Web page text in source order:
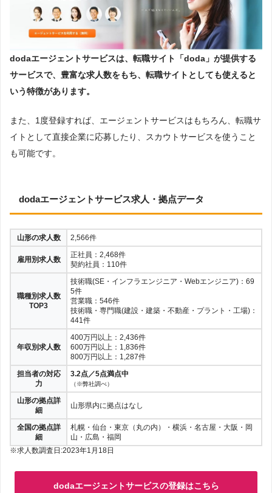
dodaエージェントサービスは、転職サイト「doda」が提供する
サービスで、 豊富な求人数をもち、転職サイトとしても使えると
いう特徴があります。
また、1度登録すれば、エージェントサービスはもちろん、転職サ
イトとして直接企業に応募したり、スカウトサービスを使うこと
も可能です。
dodaエージェントサービス求人・拠点データ
山形の求人数 2,566件
雇用別求人数
正社員：2,468件
契約社員：110件
職種別求人数
TOP3
技術職(SE・インフラエンジニア・Webエンジニア)：69
5件
営業職：546件
技術職・専門職(建設・建築・不動産・プラント・工場)：
441件
年収別求人数
400万円以上：2,436件
600万円以上：1,836件
800万円以上：1,287件
担当者の対応
力
3.2点／5点満点中
（※弊社調べ）
山形の拠点詳
細
山形県内に拠点はなし
全国の拠点詳
細
札幌・仙台・東京（丸の内）・横浜・名古屋・大阪・岡
山・広島・福岡
※求人数調査日:2023年1月18日
dodaエージェントサービスの登録はこちら